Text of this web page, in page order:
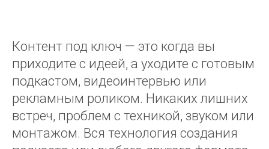
Контент под ключ — это когда вы
приходите с идеей, а уходите с готовым
подкастом, видеоинтервью или
рекламным роликом. Никаких лишних
встреч, проблем с техникой, звуком или
монтажом. Вся технология создания